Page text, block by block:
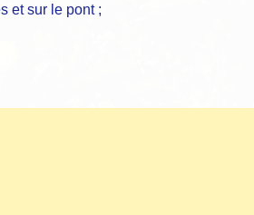
et sur le pont ;